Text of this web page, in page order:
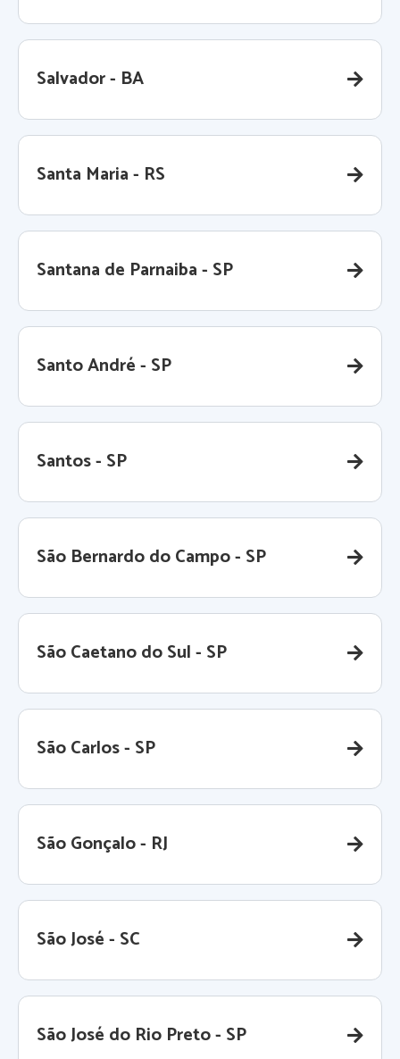
Salvador - BA
Santa Maria - RS
Santana de Parnaiba - SP
Santo André - SP
Santos - SP
São Bernardo do Campo - SP
São Caetano do Sul - SP
São Carlos - SP
São Gonçalo - RJ
São José - SC
São José do Rio Preto - SP